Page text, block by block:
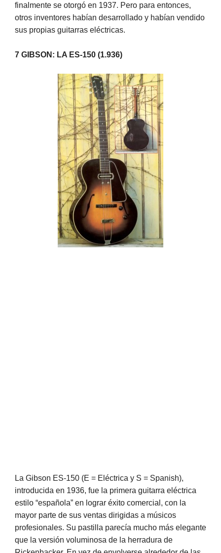
finalmente se otorgó en 1937. Pero para entonces,
otros inventores habían desarrollado y habían vendido
sus propias guitarras eléctricas.
7 GIBSON: LA ES-150 (1.936)
La Gibson ES-150 (E = Eléctrica y S = Spanish),
introducida en 1936, fue la primera guitarra eléctrica
estilo “española” en lograr éxito comercial, con la
mayor parte de sus ventas dirigidas a músicos
profesionales. Su pastilla parecía mucho más elegante
que la versión voluminosa de la herradura de